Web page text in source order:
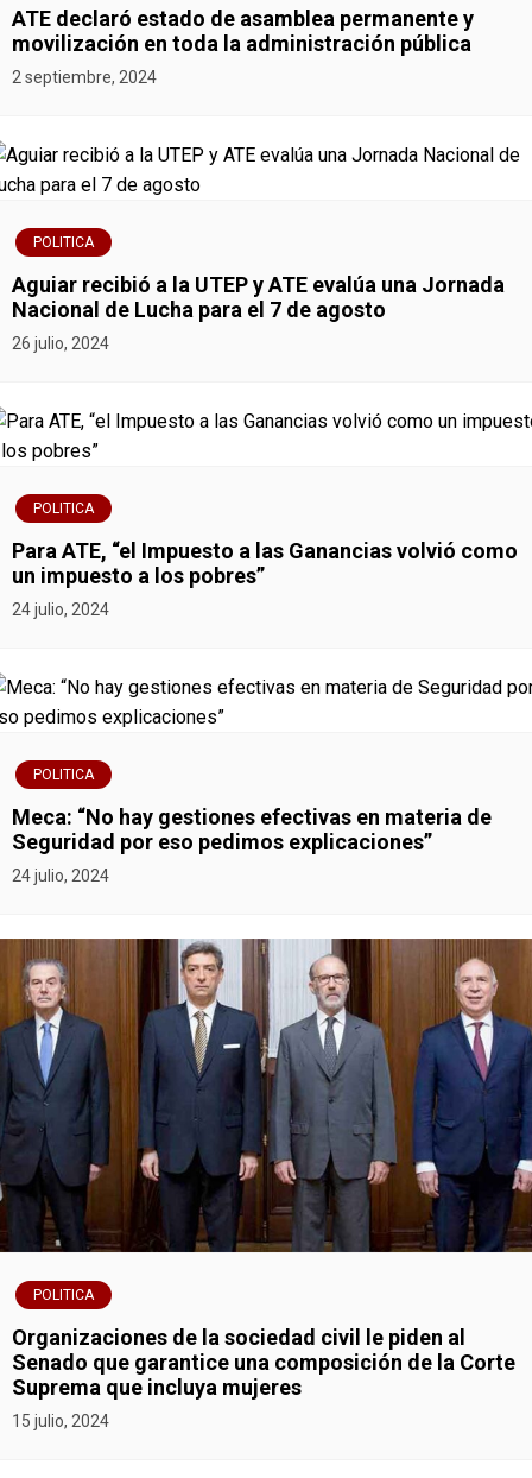
d
e
t
r
a
d
a
s
ATE declaró estado de asamblea permanente y
movilización en toda la administración pública
2 septiembre, 2024
POLITICA
Aguiar recibió a la UTEP y ATE evalúa una Jornada
Nacional de Lucha para el 7 de agosto
26 julio, 2024
POLITICA
Para ATE, “el Impuesto a las Ganancias volvió como
un impuesto a los pobres”
24 julio, 2024
POLITICA
Meca: “No hay gestiones efectivas en materia de
Seguridad por eso pedimos explicaciones”
24 julio, 2024
POLITICA
Organizaciones de la sociedad civil le piden al
Senado que garantice una composición de la Corte
Suprema que incluya mujeres
15 julio, 2024